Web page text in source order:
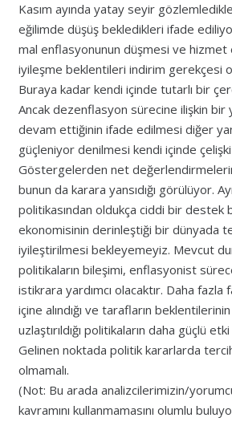
Kasım ayında yatay seyir
eğilimde düşüş bekledikleri ifade
mal enflasyonunun düşmesi ve hizmet
iyileşme beklentileri indirim gerekçesi
Buraya kadar kendi içinde tutarlı bir
Ancak dezenflasyon sürecine ilişkin bir
devam ettiğinin ifade edilmesi diğer
güçleniyor denilmesi kendi içinde çelişki
Göstergelerden net değerlendirmelerin
bunun da karara yansıdığı görülüyor.
politikasından oldukça ciddi bir destek
ekonomisinin derinleştiği bir dünyada
iyileştirilmesi bekleyemeyiz. Mevcut
politikaların bileşimi, enflasyonist
istikrara yardımcı olacaktır. Daha
içine alındığı ve tarafların
uzlaştırıldığı politikaların daha güçlü
Gelinen noktada politik kararlarda
olmamalı.
(Not: Bu arada analizcilerimizin/
kavramını kullanmamasını olumlu